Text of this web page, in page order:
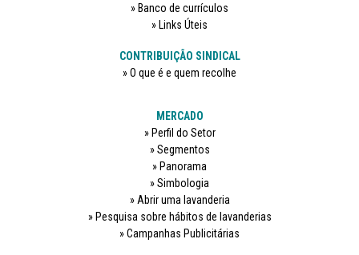
Banco de currículos
Links Úteis
CONTRIBUIÇÃO SINDICAL
O que é e quem recolhe
MERCADO
Perfil do Setor
Segmentos
Panorama
Simbologia
Abrir uma lavanderia
Pesquisa sobre hábitos de lavanderias
Campanhas Publicitárias